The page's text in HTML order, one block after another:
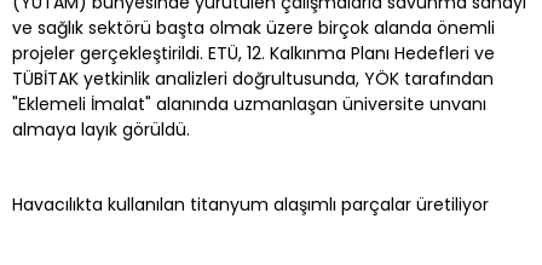
ve sağlık sektörü başta olmak üzere birçok alanda önemli
projeler gerçekleştirildi. ETÜ, 12. Kalkınma Planı Hedefleri ve
TÜBİTAK yetkinlik analizleri doğrultusunda, YÖK tarafından
"Eklemeli İmalat" alanında uzmanlaşan üniversite unvanı
almaya layık görüldü.
Havacılıkta kullanılan titanyum alaşımlı parçalar üretiliyor